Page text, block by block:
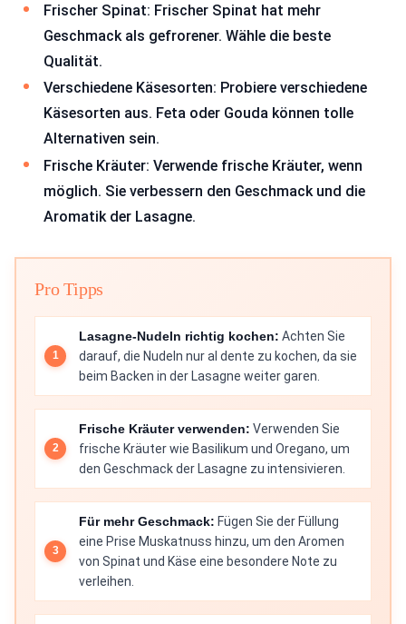
Frischer Spinat: Frischer Spinat hat mehr
Geschmack als gefrorener. Wähle die beste
Qualität.
Verschiedene Käsesorten: Probiere verschiedene
Käsesorten aus. Feta oder Gouda können tolle
Alternativen sein.
Frische Kräuter: Verwende frische Kräuter, wenn
möglich. Sie verbessern den Geschmack und die
Aromatik der Lasagne.
Pro Tipps
Lasagne-Nudeln richtig kochen: Achten Sie
darauf, die Nudeln nur al dente zu kochen, da sie
beim Backen in der Lasagne weiter garen.
Frische Kräuter verwenden: Verwenden Sie
frische Kräuter wie Basilikum und Oregano, um
den Geschmack der Lasagne zu intensivieren.
Für mehr Geschmack: Fügen Sie der Füllung
eine Prise Muskatnuss hinzu, um den Aromen
von Spinat und Käse eine besondere Note zu
verleihen.